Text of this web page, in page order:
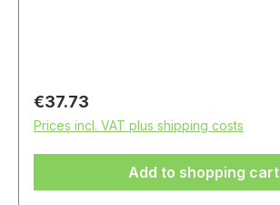
Regular price:
€37.73
Prices incl. VAT plus shipping costs
Add to shopping cart